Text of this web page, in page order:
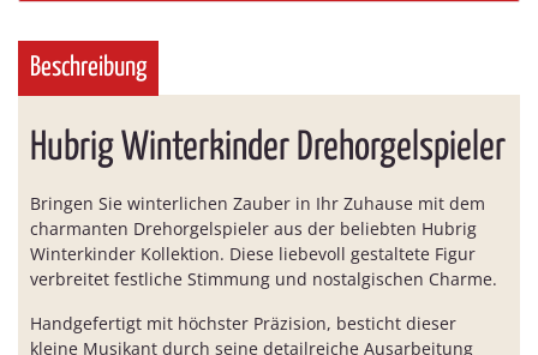
Beschreibung
Hubrig Winterkinder Drehorgelspieler
Bringen Sie winterlichen Zauber in Ihr Zuhause mit dem
charmanten Drehorgelspieler aus der beliebten Hubrig
Winterkinder Kollektion. Diese liebevoll gestaltete Figur
verbreitet festliche Stimmung und nostalgischen Charme.
Handgefertigt mit höchster Präzision, besticht dieser
kleine Musikant durch seine detailreiche Ausarbeitung